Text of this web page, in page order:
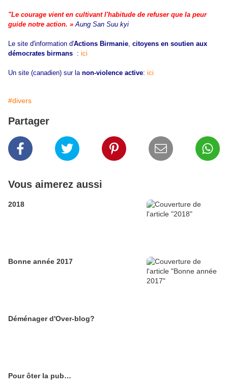
"Le courage vient en cultivant l'habitude de refuser que la peur
guide notre action. » Aung San Suu kyi
Le site d'information d'Actions Birmanie, citoyens en soutien aux
démocrates birmans : ici
Un site (canadien) sur la non-violence active: ici
#divers
Partager
Vous aimerez aussi
2018
Bonne année 2017
Déménager d'Over-blog?
Pour ôter la pub…